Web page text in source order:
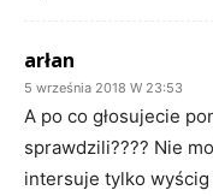
arłan
5 września 2018 W 23:53
A po co głosujecie
sprawdzili???? Nie
intersuje tylko